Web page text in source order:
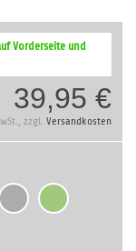
Vorderseite und
39,95 €
zzgl. Versandkosten